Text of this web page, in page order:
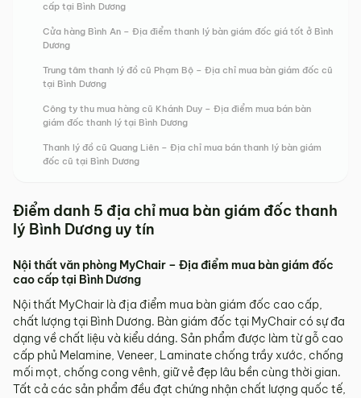
cấp tại Bình Dương
Cửa hàng Bình An – Địa điểm thanh lý bàn giám đốc giá tốt ở Bình
Dương
Trung tâm thanh lý đồ cũ Phạm Bộ – Địa chỉ mua bàn giám đốc cũ
tại Bình Dương
Công ty thu mua hàng cũ Khánh Duy – Địa điểm mua bán bàn
giám đốc thanh lý tại Bình Dương
Thanh lý đồ cũ Quang Liên – Địa chỉ mua bán thanh lý bàn giám
đốc cũ tại Bình Dương
Điểm danh 5 địa chỉ mua bàn giám đốc thanh
lý Bình Dương uy tín
Nội thất văn phòng MyChair – Địa điểm mua bàn giám đốc
cao cấp tại Bình Dương
Nội thất MyChair là địa điểm mua bàn giám đốc cao cấp,
chất lượng tại Bình Dương. Bàn giám đốc tại MyChair có sự đa
dạng về chất liệu và kiểu dáng. Sản phẩm được làm từ gỗ cao
cấp phủ Melamine, Veneer, Laminate chống trầy xước, chống
mối mọt, chống cong vênh, giữ vẻ đẹp lâu bền cùng thời gian.
Tất cả các sản phẩm đều đạt chứng nhận chất lượng quốc tế,